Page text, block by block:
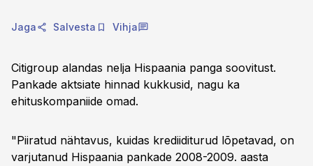
Jaga Salvesta Vihja
Citigroup alandas nelja Hispaania panga soovitust.
Pankade aktsiate hinnad kukkusid, nagu ka
ehituskompaniide omad.
"Piiratud nähtavus, kuidas krediiditurud lõpetavad, on
varjutanud Hispaania pankade 2008-2009. aasta